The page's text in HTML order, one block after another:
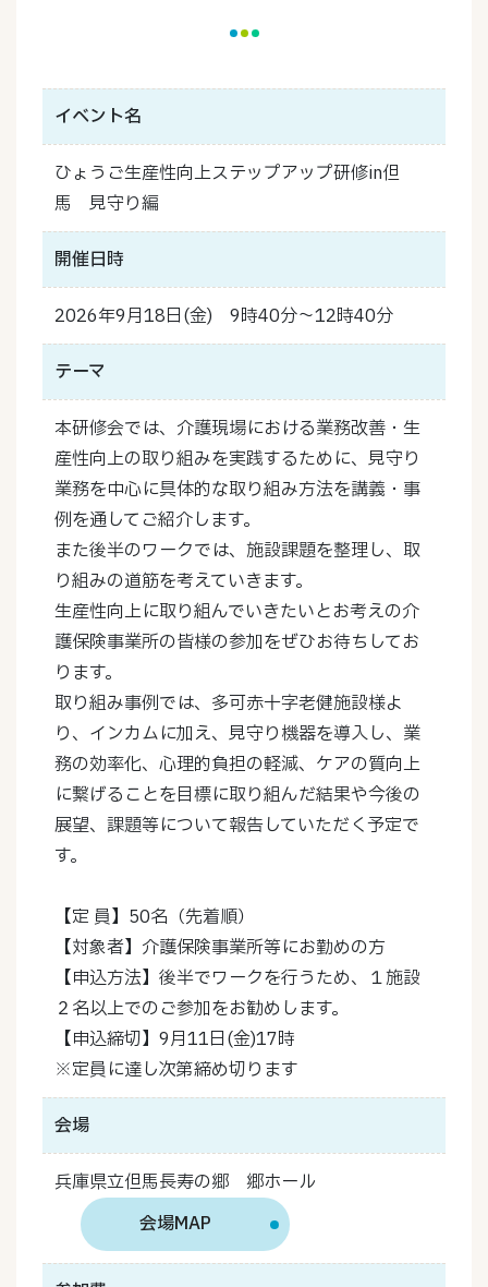
イベント名
ひょうご生産性向上ステップアップ研修in但
馬 見守り編
開催日時
2026年9月18日(金) 9時40分～12時40分
テーマ
本研修会では、介護現場における業務改善・生
産性向上の取り組みを実践するために、見守り
業務を中心に具体的な取り組み方法を講義・事
例を通してご紹介します。
また後半のワークでは、施設課題を整理し、取
り組みの道筋を考えていきます。
生産性向上に取り組んでいきたいとお考えの介
護保険事業所の皆様の参加をぜひお待ちしてお
ります。
取り組み事例では、多可赤十字老健施設様よ
り、インカムに加え、見守り機器を導入し、業
務の効率化、心理的負担の軽減、ケアの質向上
に繋げることを目標に取り組んだ結果や今後の
展望、課題等について報告していただく予定で
す。
【定 員】50名（先着順）
【対象者】介護保険事業所等にお勤めの方
【申込方法】後半でワークを行うため、１施設
２名以上でのご参加をお勧めします。
【申込締切】9月11日(金)17時
※定員に達し次第締め切ります
会場
兵庫県立但馬長寿の郷 郷ホール
会場MAP